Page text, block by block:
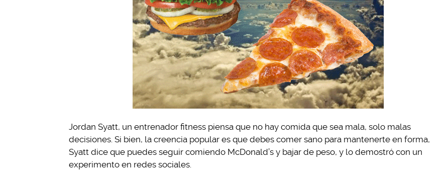
Jordan Syatt, un entrenador fitness piensa que no hay comida que sea mala, solo malas
decisiones. Si bien, la creencia popular es que debes comer sano para mantenerte en forma,
Syatt dice que puedes seguir comiendo McDonald’s y bajar de peso, y lo demostró con un
experimento en redes sociales.